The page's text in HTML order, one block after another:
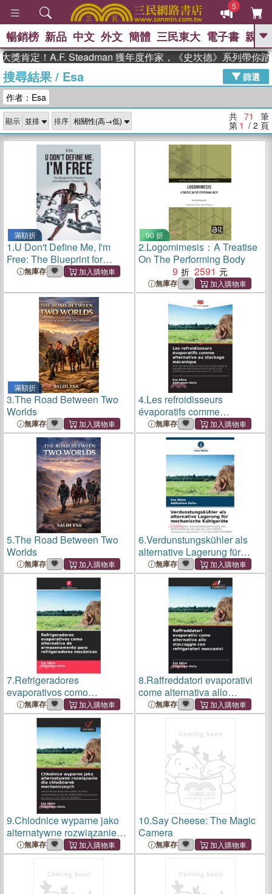
5
GO
The Odyssey 、
父親節 、 如果歷史是一群喵 、 暑期
念華 、 台灣的李登輝時代 、 數學女
孩：黎曼猜想
偉大的迷走神經
暢銷榜 新品 中文 外文 簡體 三民東大 電子書 親子
！A.F. Steadman 獲年度作家，《史坎德》系列帶你踏上熱
搜尋結果/ Esa
篩選
作者：Esa
顯示 排序 共 71 筆
第 1 / 2 頁
滿額折
1.U Don't Define Me, I'm
Free: The Blueprint for
Freedom and Liberation:
無庫存
90 折
2.Logomimesis：A Treatise
On The Performing Body
9
2591
無庫存
滿額折
3.The Road Between Two
Worlds
無庫存
4.Les refroidisseurs
évaporatifs comme
alternative au stockage
mécanique
無庫存
5.The Road Between Two
Worlds
無庫存
6.Verdunstungskühler als
alternative Lagerung für
mechanische Kühlgeräte
無庫存
7.Refrigeradores
evaporativos como
alternativa de
armazenamento para
refrigeradores mecânicos
無庫存
8.Raffreddatori evaporativi
come alternativa allo
stoccaggio con refrigeratori
meccanici
無庫存
9.Chlodnice wyparne jako
alternatywne rozwiązanie
dla chlodziarek
mechanicznych
無庫存
10.Say Cheese: The Magic
Camera
無庫存